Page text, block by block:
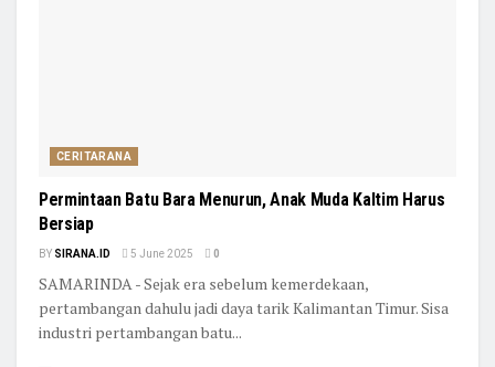
CERITARANA
Permintaan Batu Bara Menurun, Anak Muda Kaltim Harus
Bersiap
BY SIRANA.ID 5 June 2025 0
SAMARINDA - Sejak era sebelum kemerdekaan,
pertambangan dahulu jadi daya tarik Kalimantan Timur. Sisa
industri pertambangan batu...